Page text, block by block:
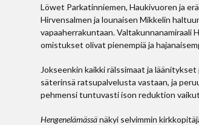
Löwet Parkatinniemen, Haukivuoren ja
Hirvensalmen ja lounaisen Mikkelin
vapaaherrakuntaan. Valtakunnanamiraali
omistukset olivat pienempiä ja
Jokseenkin kaikki rälssimaat ja
säterinsä ratsupalvelusta vastaan, ja
pehmensi tuntuvasti ison reduktion
Hengenelämässänäkyi selvimmin